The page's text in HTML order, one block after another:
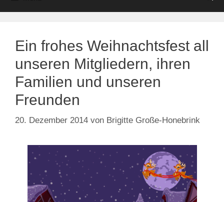
Ein frohes Weihnachtsfest all
unseren Mitgliedern, ihren
Familien und unseren
Freunden
20. Dezember 2014 von Brigitte Große-Honebrink